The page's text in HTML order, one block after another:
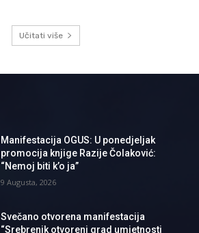
Učitati više
Manifestacija OGUS: U ponedjeljak
promocija knjige Razije Čolaković:
“Nemoj biti k’o ja”
9 Augusta, 2026
Svečano otvorena manifestacija
“Srebrenik otvoreni grad umjetnosti